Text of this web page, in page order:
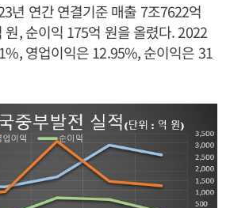
년 연간 연결기준 매출 7조7622억
원, 순이익 175억 원을 올렸다. 2022
영업이익은 12.95%, 순이익은 31